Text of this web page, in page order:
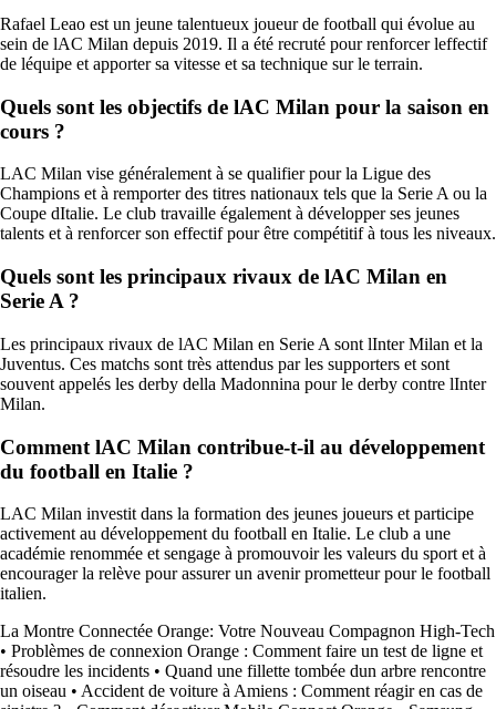
Rafael Leao est un jeune talentueux joueur de football qui évolue au
sein de lAC Milan depuis 2019. Il a été recruté pour renforcer leffectif
de léquipe et apporter sa vitesse et sa technique sur le terrain.
Quels sont les objectifs de lAC Milan pour la saison en
cours ?
LAC Milan vise généralement à se qualifier pour la Ligue des
Champions et à remporter des titres nationaux tels que la Serie A ou la
Coupe dItalie. Le club travaille également à développer ses jeunes
talents et à renforcer son effectif pour être compétitif à tous les niveaux.
Quels sont les principaux rivaux de lAC Milan en
Serie A ?
Les principaux rivaux de lAC Milan en Serie A sont lInter Milan et la
Juventus. Ces matchs sont très attendus par les supporters et sont
souvent appelés les derby della Madonnina pour le derby contre lInter
Milan.
Comment lAC Milan contribue-t-il au développement
du football en Italie ?
LAC Milan investit dans la formation des jeunes joueurs et participe
activement au développement du football en Italie. Le club a une
académie renommée et sengage à promouvoir les valeurs du sport et à
encourager la relève pour assurer un avenir prometteur pour le football
italien.
La Montre Connectée Orange: Votre Nouveau Compagnon High-Tech
• Problèmes de connexion Orange : Comment faire un test de ligne et
résoudre les incidents • Quand une fillette tombée dun arbre rencontre
un oiseau • Accident de voiture à Amiens : Comment réagir en cas de